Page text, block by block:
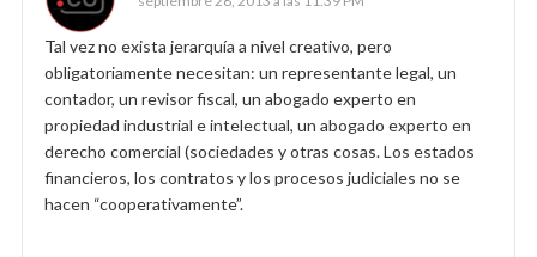
Tal vez no exista jerarquía a nivel creativo, pero
obligatoriamente necesitan: un representante legal, un
contador, un revisor fiscal, un abogado experto en
propiedad industrial e intelectual, un abogado experto en
derecho comercial (sociedades y otras cosas. Los estados
financieros, los contratos y los procesos judiciales no se
hacen “cooperativamente”.